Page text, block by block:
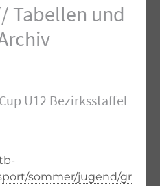
Tabellen und
U12 Bezirksstaffel
sommer/jugend/gr